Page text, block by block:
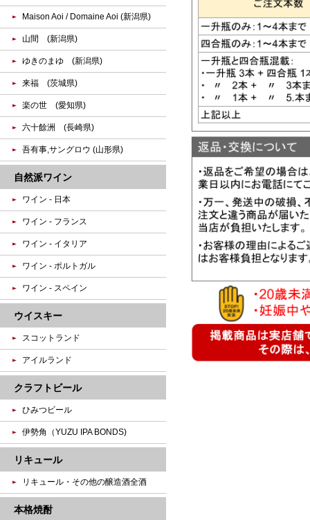
Maison Aoi / Domaine Aoi (新潟県)
山間 (新潟県)
ゆきのまゆ (新潟県)
来福 (茨城県)
楽の世 (愛知県)
六十餘洲 (長崎県)
吾有事,サングロウ (山形県)
自然派ワイン
ワイン - 日本
ワイン - フランス
ワイン - イタリア
ワイン - ポルトガル
ワイン - スペイン
ウイスキー
スコットランド
アイルランド
クラフトビール
ひみつビール
伊勢角（YUZU IPA BONDS)
リキュール
リキュール・その他の醸造酒全酒
本格焼酎